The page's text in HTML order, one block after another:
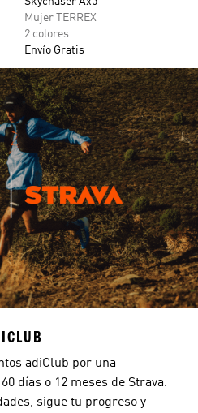
Mujer TERREX
2 colores
Envío Gratis
adiClub por una
días o 12 meses de Strava.
sigue tu progreso y